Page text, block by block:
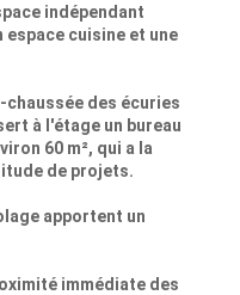
indépendant
cuisine et une
chaussée des écuries
à l'étage un bureau
60 m², qui a la
de projets.
apportent un
immédiate des